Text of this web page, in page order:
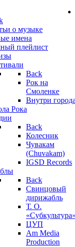
о музыке
имена
плейлист
Back
Рок на
Смоленке
Внутри
Рока
Back
Колесник
Чувакам
(Chuvakam)
IGSD Records
Back
Свинцовый
дирижабль
Т. О.
ЦУП
Am Media
Production